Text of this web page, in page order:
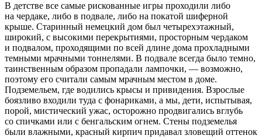
В детстве все самые рискованные игры проходили либо
на чердаке, либо в подвале, либо на покатой шиферной
крыше. Старинный немецкий дом был четырехэтажный,
широкий, с высокими перекрытиями, просторным чердаком
и подвалом, проходящими по всей длине дома прохладными
темными мрачными тоннелями. В подвале всегда было темно,
таинственным образом пропадали лампочки, — возможно,
поэтому его считали самым мрачным местом в доме.
Подземельем, где водились крысы и привидения. Взрослые
боязливо входили туда с фонариками, а мы, дети, испытывая,
порой, мистический ужас, осторожно продвигались вглубь
со спичками или с бенгальским огнем. Стены подземелья
были влажными, красный кирпич придавал зловещий оттенок